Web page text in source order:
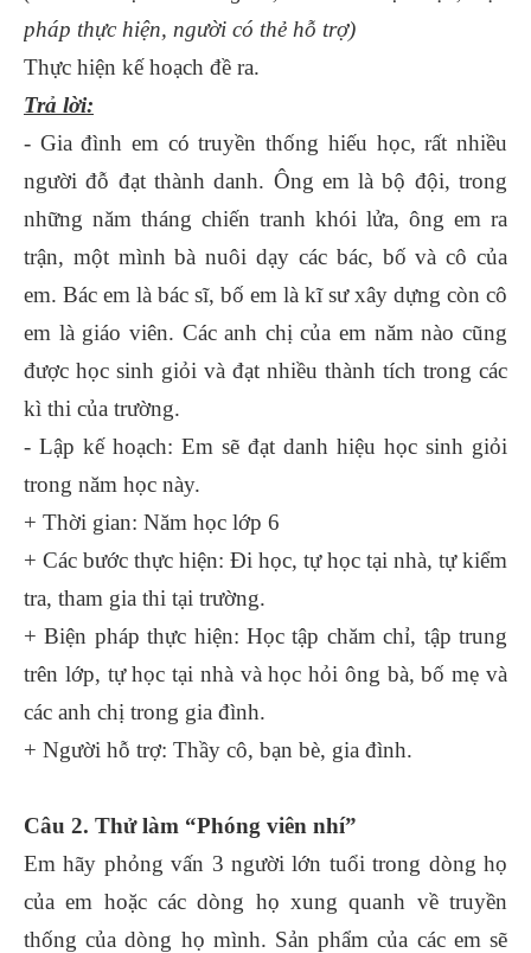
pháp thực hiện, người có thẻ hỗ trợ)
Thực hiện kế hoạch đề ra.
Trả lời:
- Gia đình em có truyền thống hiếu học, rất nhiều
người đỗ đạt thành danh. Ông em là bộ đội, trong
những năm tháng chiến tranh khói lửa, ông em ra
trận, một mình bà nuôi dạy các bác, bố và cô của
em. Bác em là bác sĩ, bố em là kĩ sư xây dựng còn cô
em là giáo viên. Các anh chị của em năm nào cũng
được học sinh giỏi và đạt nhiều thành tích trong các
kì thi của trường.
- Lập kế hoạch: Em sẽ đạt danh hiệu học sinh giỏi
trong năm học này.
+ Thời gian: Năm học lớp 6
+ Các bước thực hiện: Đi học, tự học tại nhà, tự kiểm
tra, tham gia thi tại trường.
+ Biện pháp thực hiện: Học tập chăm chỉ, tập trung
trên lớp, tự học tại nhà và học hỏi ông bà, bố mẹ và
các anh chị trong gia đình.
+ Người hỗ trợ: Thầy cô, bạn bè, gia đình.
Câu 2. Thử làm “Phóng viên nhí”
Em hãy phỏng vấn 3 người lớn tuổi trong dòng họ
của em hoặc các dòng họ xung quanh về truyền
thống của dòng họ mình. Sản phẩm của các em sẽ